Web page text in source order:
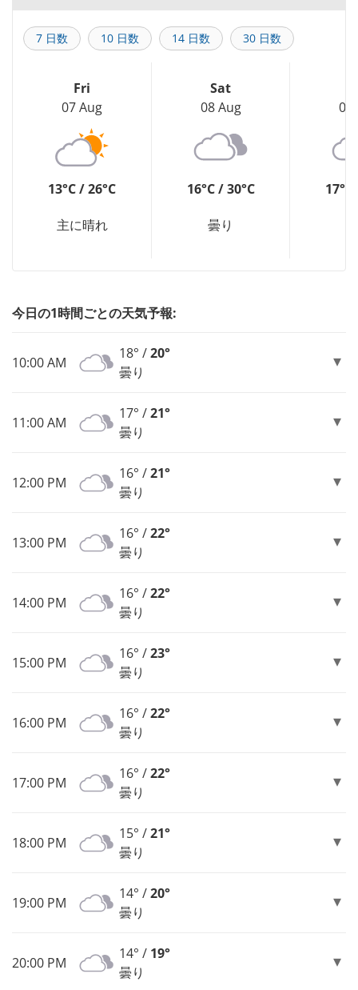
7 日数 10 日数 14 日数 30 日数
Fri
07 Aug
13°C / 26°C
主に晴れ
Sat
08 Aug
16°C / 30°C
曇り
09
17°C
今日の1時間ごとの天気予報:
10:00 AM
18° /20°
曇り
11:00 AM
17° /21°
曇り
12:00 PM
16° /21°
曇り
13:00 PM
16° /22°
曇り
14:00 PM
16° /22°
曇り
15:00 PM
16° /23°
曇り
16:00 PM
16° /22°
曇り
17:00 PM
16° /22°
曇り
18:00 PM
15° /21°
曇り
19:00 PM
14° /20°
曇り
20:00 PM
14° / 19°
曇り